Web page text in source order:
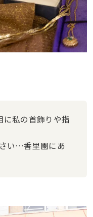
に私の首飾りや指
い…香里園にあ